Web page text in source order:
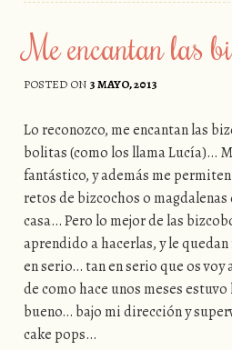
Me encantan las
POSTED ON 3 MAYO, 2013
Lo reconozco, me encantan las
bolitas (como los llama Lucía)…
fantástico, y además me
retos de bizcochos o
casa… Pero lo mejor de las
aprendido a hacerlas, y le
en serio… tan en serio que os voy
de como hace unos meses
bueno… bajo mi dirección y
cake pops…